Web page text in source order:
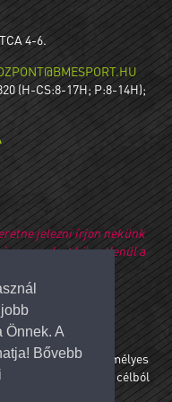
Önnek. A
Bővebb
4-6.
(H-CS:8-17H; P:8-14H);
jelezni írjon nekünk
melyet közvetlenül a
megadott személyes
meghatározott célból